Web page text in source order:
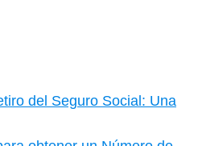
del Seguro Social: Una